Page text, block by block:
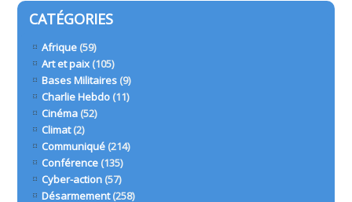
CATÉGORIES
Afrique (59)
Art et paix (105)
Bases Militaires (9)
Charlie Hebdo (11)
Cinéma (52)
Climat(2)
Communiqué (214)
Conférence (135)
Cyber-action (57)
Désarmement(258)